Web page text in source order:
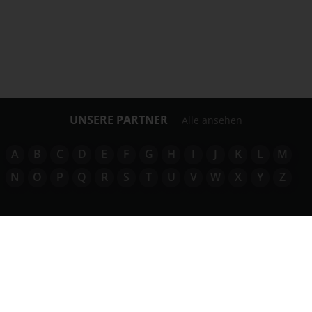
UNSERE PARTNER Alle ansehen
A B C D E F G H I J K L
M
N
O P Q R S T U V W X Y Z